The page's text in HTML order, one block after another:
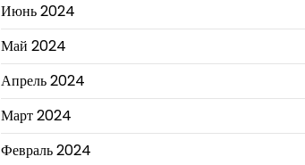
Июнь 2024
Май 2024
Апрель 2024
Март 2024
Февраль 2024